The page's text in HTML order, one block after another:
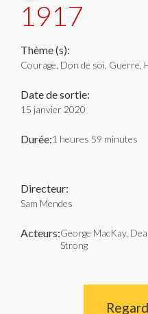
1917
Thème (s):
Courage, Don de soi, Guerre,
Date de sortie:
15 janvier 2020
Durée:1 heures 59 minutes
Directeur:
Sam Mendes
Acteurs:George MacKay,
Strong